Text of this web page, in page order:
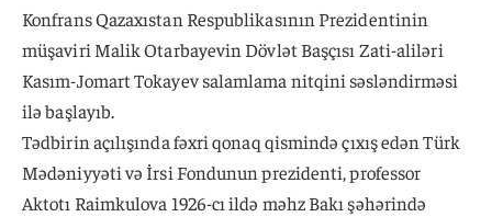
Konfrans Qazaxıstan Respublikasının Prezidentinin
müşaviri Malik Otarbayevin Dövlət Başçısı Zati-aliləri
Kasım-Jomart Tokayev salamlama nitqini səsləndirməsi
ilə başlayıb.
Tədbirin açılışında fəxri qonaq qismində çıxış edən Türk
Mədəniyyəti və İrsi Fondunun prezidenti, professor
Aktotı Raimkulova 1926-cı ildə məhz Bakı şəhərində